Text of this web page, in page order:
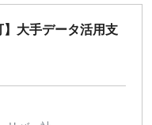
】大手データ活用支